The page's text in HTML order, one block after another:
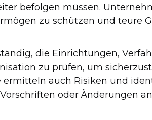
befolgen müssen.
zu schützen und teure
die Einrichtungen,
zu prüfen, um
ermitteln auch Risiken und
oder Änderungen